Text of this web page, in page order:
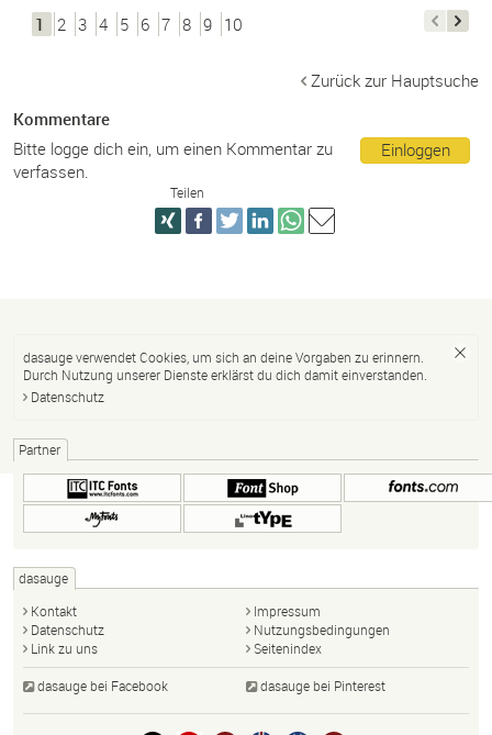
1 2 3 4 5 6 7 8 9 10
Zurück zur Hauptsuche
Kommentare
Einloggen
Bitte logge dich ein, um einen Kommentar zu
verfassen.
Teilen
dasauge verwendet Cookies, um sich an deine Vorgaben zu erinnern.
Durch Nutzung unserer Dienste erklärst du dich damit einverstanden.
Datenschutz
Partner
dasauge
Kontakt
Impressum
Datenschutz
Nutzungsbedingungen
Link zu uns
Seitenindex
dasauge bei Facebook dasauge bei Pinterest